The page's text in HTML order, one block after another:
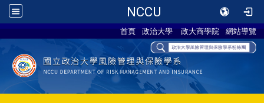
NCCU
首頁 政治大學 政大商學院 網站導覽